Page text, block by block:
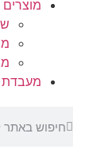
מעבדת